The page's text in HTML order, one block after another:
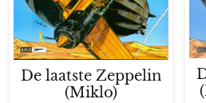
De laatste Zeppelin
(Miklo)